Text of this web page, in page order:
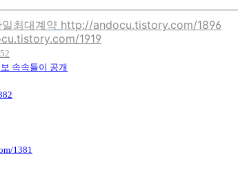
최대계약 http://andocu.tistory.com/1896
1919
속속들이 공개
1381